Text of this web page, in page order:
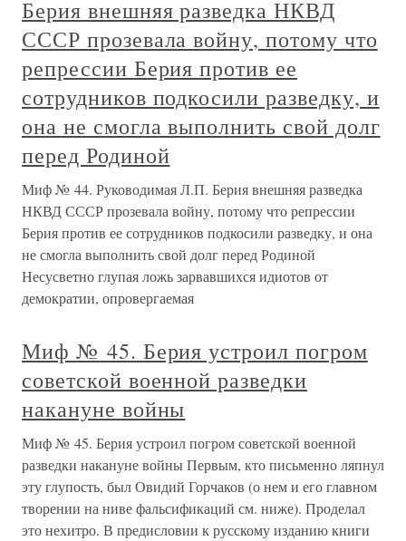
Берия внешняя разведка НКВД
СССР прозевала войну, потому что
репрессии Берия против ее
сотрудников подкосили разведку, и
она не смогла выполнить свой долг
перед Родиной
Миф № 44. Руководимая Л.П. Берия внешняя разведка
НКВД СССР прозевала войну, потому что репрессии
Берия против ее сотрудников подкосили разведку, и она
не смогла выполнить свой долг перед Родиной
Несусветно глупая ложь зарвавшихся идиотов от
демократии, опровергаемая
Миф № 45. Берия устроил погром
советской военной разведки
накануне войны
Миф № 45. Берия устроил погром советской военной
разведки накануне войны Первым, кто письменно ляпнул
эту глупость, был Овидий Горчаков (о нем и его главном
творении на ниве фальсификаций см. ниже). Проделал
это нехитро. В предисловии к русскому изданию книги